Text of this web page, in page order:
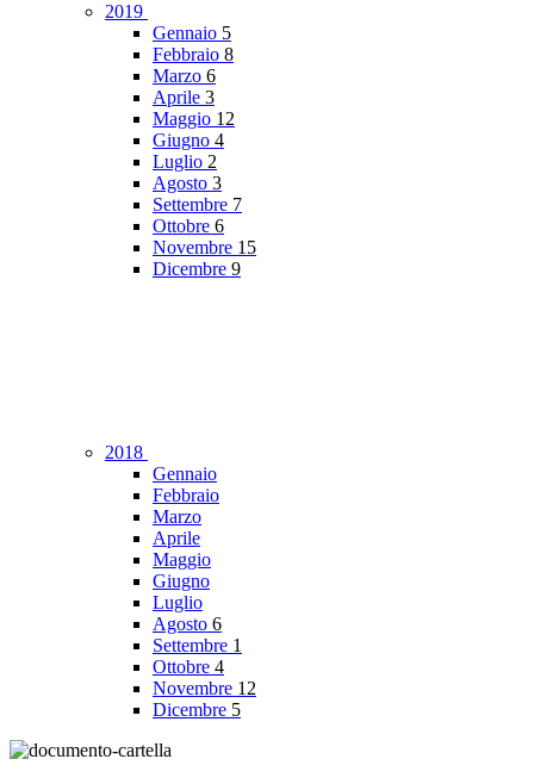
2019
Gennaio 5
Febbraio 8
Marzo 6
Aprile 3
Maggio 12
Giugno 4
Luglio 2
Agosto 3
Settembre 7
Ottobre 6
Novembre 15
Dicembre 9
2018
Gennaio
Febbraio
Marzo
Aprile
Maggio
Giugno
Luglio
Agosto 6
Settembre 1
Ottobre 4
Novembre 12
Dicembre 5